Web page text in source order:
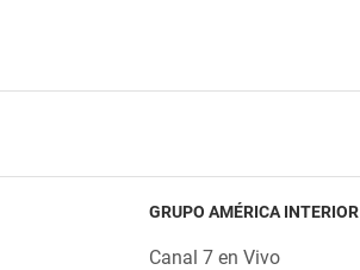
GRUPO AMÉRICA INTERIOR
Canal 7 en Vivo